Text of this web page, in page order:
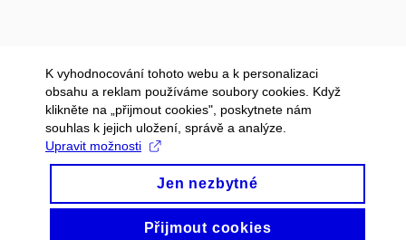
K vyhodnocování tohoto webu a k personalizaci
obsahu a reklam používáme soubory cookies. Když
klikněte na „přijmout cookies", poskytnete nám
souhlas k jejich uložení, správě a analýze.
Upravit možnosti
Jen nezbytné
Přijmout cookies